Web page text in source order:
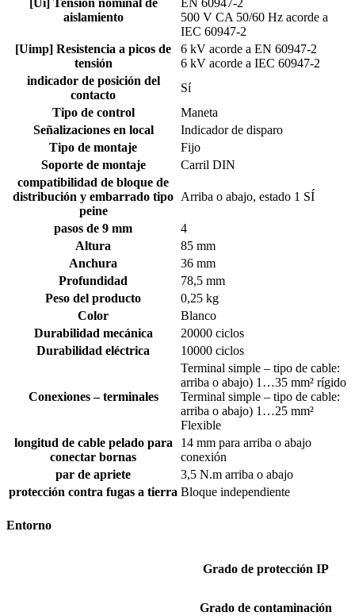
aislamiento
500 V CA 50/60 Hz acorde a
IEC 60947-2
[Uimp] Resistencia a picos de
tensión
6 kV acorde a EN 60947-2
6 kV acorde a IEC 60947-2
indicador de posición del
contacto
Sí
Tipo de control
Maneta
Señalizaciones en local
Indicador de disparo
Tipo de montaje
Fijo
Soporte de montaje
Carril DIN
compatibilidad de bloque de
distribución y embarrado tipo
peine
Arriba o abajo, estado 1 SÍ
pasos de 9 mm
4
Altura
85 mm
Anchura
36 mm
Profundidad
78,5 mm
Peso del producto
0,25 kg
Color
Blanco
Durabilidad mecánica
20000 ciclos
Durabilidad eléctrica
10000 ciclos
Conexiones – terminales
Terminal simple – tipo de cable:
arriba o abajo) 1…35 mm² rígido
Terminal simple – tipo de cable:
arriba o abajo) 1…25 mm²
Flexible
longitud de cable pelado para
conectar bornas
14 mm para arriba o abajo
conexión
par de apriete
3,5 N.m arriba o abajo
protección contra fugas a tierra Bloque independiente
Entorno
Grado de protección IP
Grado de contaminación